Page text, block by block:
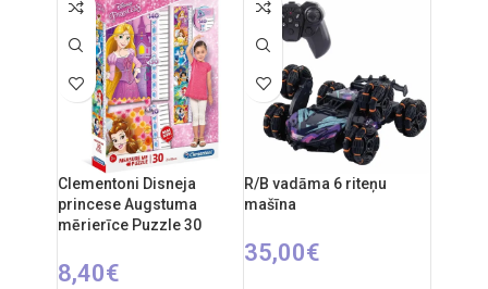
Ieteicamais vecums: no 14 gadiem.
Clementoni Disneja
princese Augstuma
mērierīce Puzzle 30
8,40€
R/B vadāma 6 riteņu
mašīna
35,00€